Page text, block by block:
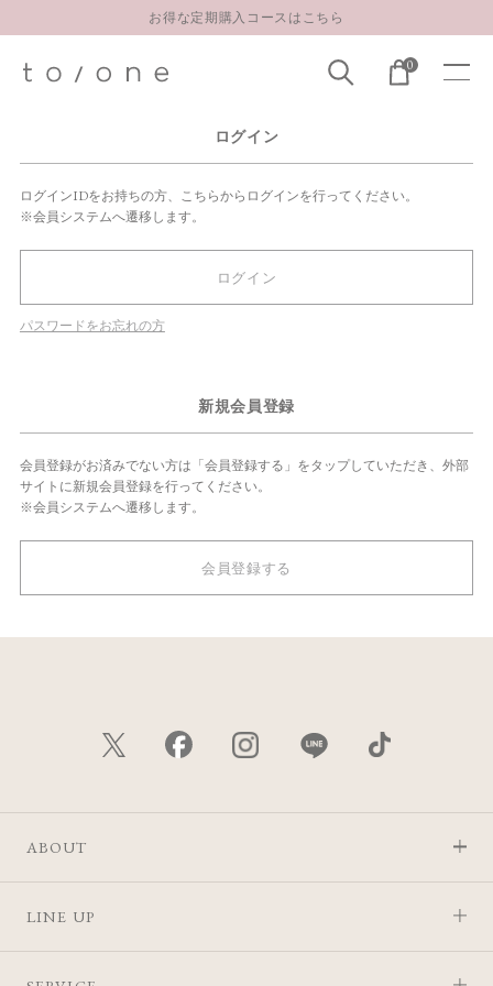
お得な定期購入コースはこちら
【重要】お盆期間中のお問い合わせと商品配送に関しまして
LINE お友達登録 500円OFFクーポンプレゼント
0
ログイン
ログインIDをお持ちの方、こちらからログインを行ってください。
※会員システムへ遷移します。
ログイン
パスワードをお忘れの方
新規会員登録
会員登録がお済みでない方は「会員登録する」をタップしていただき、外部
サイトに新規会員登録を行ってください。
※会員システムへ遷移します。
会員登録する
ABOUT
LINE UP